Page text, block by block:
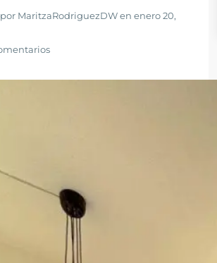
MaritzaRodriguezDW en enero 20,